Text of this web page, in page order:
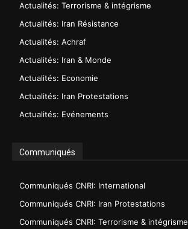
Actualités: Terrorisme & intégrisme
Actualités: Iran Résistance
Actualités: Achraf
Actualités: Iran & Monde
Actualités: Economie
Actualités: Iran Protestations
Actualités: Evénements
Communiqués
Communiqués CNRI: International
Communiqués CNRI: Iran Protestations
Communiqués CNRI: Terrorisme & intégrisme